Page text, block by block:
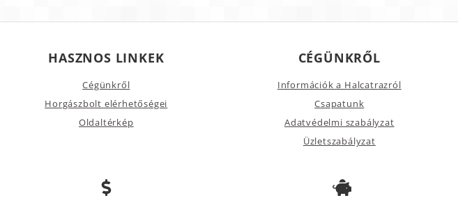
HASZNOS LINKEK
Cégünkről
Horgászbolt elérhetőségei
Oldaltérkép
CÉGÜNKRŐL
Információk a Halcatrazról
Csapatunk
Adatvédelmi szabályzat
Üzletszabályzat